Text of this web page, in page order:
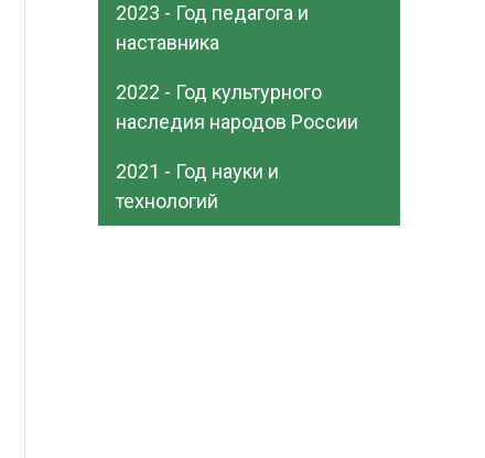
2023 - Год педагога и
наставника
2022 - Год культурного
наследия народов России
2021 - Год науки и
технологий